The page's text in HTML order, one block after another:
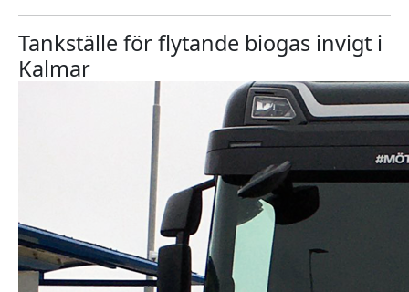
Tankställe för flytande biogas invigt i
Kalmar